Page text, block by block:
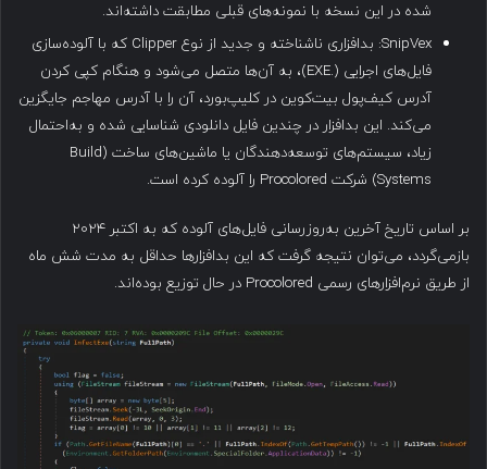
شده در این نسخه با نمونه‌های قبلی مطابقت داشته‌اند.
SnipVex: بدافزاری ناشناخته و جدید از نوع Clipper که با آلوده‌سازی
فایل‌های اجرایی (.EXE)، به آن‌ها متصل می‌شود و هنگام کپی کردن
آدرس کیف‌پول بیت‌کوین در کلیپ‌بورد، آن را با آدرس مهاجم جایگزین
می‌کند. این بدافزار در چندین فایل دانلودی شناسایی شده و به‌احتمال
زیاد، سیستم‌های توسعه‌دهندگان یا ماشین‌های ساخت (Build
Systems) شرکت Procolored را آلوده کرده است.
بر اساس تاریخ آخرین به‌روزرسانی فایل‌های آلوده که به اکتبر ۲۰۲۴
بازمی‌گردد، می‌توان نتیجه گرفت که این بدافزارها حداقل به مدت شش ماه
از طریق نرم‌افزارهای رسمی Procolored در حال توزیع بوده‌اند.